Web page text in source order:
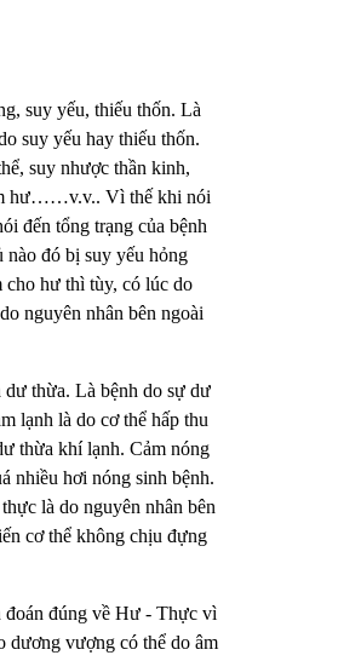
suy yếu, thiếu thốn. Là
suy yếu hay thiếu thốn.
suy nhược thần kinh,
hư……v.v.. Vì thế khi nói
đến tổng trạng của bệnh
nào đó bị suy yếu hỏng
cho hư thì tùy, có lúc do
nguyên nhân bên ngoài
dư thừa. Là bệnh do sự dư
lạnh là do cơ thể hấp thu
thừa khí lạnh. Cảm nóng
nhiều hơi nóng sinh bệnh.
là do nguyên nhân bên
cơ thể không chịu đựng
đoán đúng về Hư - Thực vì
dương vượng có thể do âm